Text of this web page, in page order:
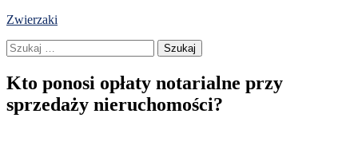
Skip
content
Zwierzaki
Szukaj:
Kto ponosi opłaty notarialne przy
sprzedaży nieruchomości?